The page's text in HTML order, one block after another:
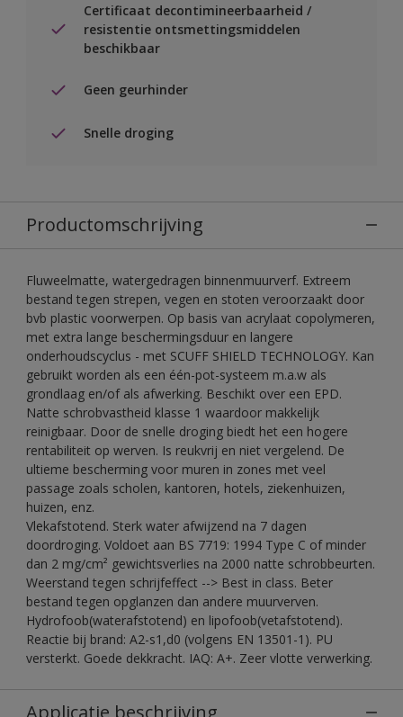
Certificaat decontimineerbaarheid /
resistentie ontsmettingsmiddelen
beschikbaar
Geen geurhinder
Snelle droging
Productomschrijving
Fluweelmatte, watergedragen binnenmuurverf. Extreem
bestand tegen strepen, vegen en stoten veroorzaakt door
bvb plastic voorwerpen. Op basis van acrylaat copolymeren,
met extra lange beschermingsduur en langere
onderhoudscyclus - met SCUFF SHIELD TECHNOLOGY. Kan
gebruikt worden als een één-pot-systeem m.a.w als
grondlaag en/of als afwerking. Beschikt over een EPD.
Natte schrobvastheid klasse 1 waardoor makkelijk
reinigbaar. Door de snelle droging biedt het een hogere
rentabiliteit op werven. Is reukvrij en niet vergelend. De
ultieme bescherming voor muren in zones met veel
passage zoals scholen, kantoren, hotels, ziekenhuizen,
huizen, enz.
Vlekafstotend. Sterk water afwijzend na 7 dagen
doordroging. Voldoet aan BS 7719: 1994 Type C of minder
dan 2 mg/cm² gewichtsverlies na 2000 natte schrobbeurten.
Weerstand tegen schrijfeffect --> Best in class. Beter
bestand tegen opglanzen dan andere muurverven.
Hydrofoob(waterafstotend) en lipofoob(vetafstotend).
Reactie bij brand: A2-s1,d0 (volgens EN 13501-1). PU
versterkt. Goede dekkracht. IAQ: A+. Zeer vlotte verwerking.
Applicatie beschrijving